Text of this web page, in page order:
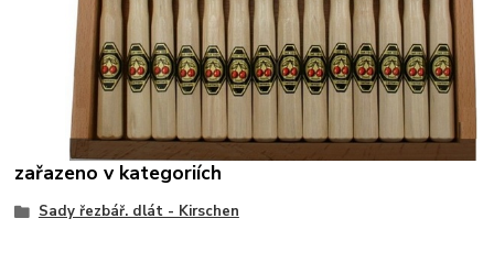
zařazeno v kategoriích
Sady řezbář. dlát - Kirschen